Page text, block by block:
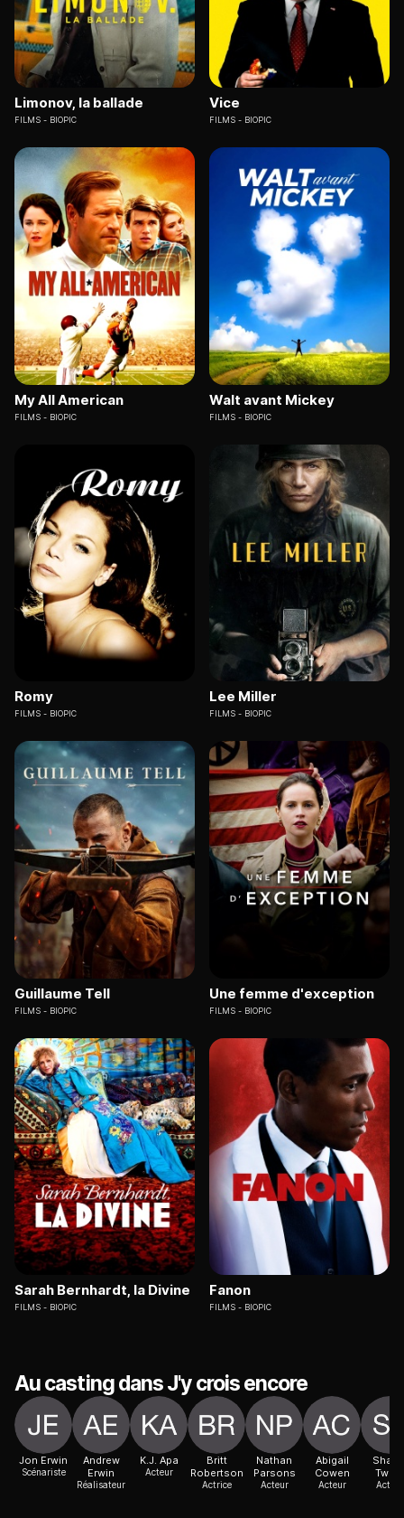
Limonov, la ballade
FILMS BIOPIC
Vice
FILMS BIOPIC
My All American
FILMS BIOPIC
Walt avant Mickey
FILMS BIOPIC
Romy
FILMS BIOPIC
Lee Miller
FILMS BIOPIC
Guillaume Tell
FILMS BIOPIC
Une femme d'exception
FILMS BIOPIC
Sarah Bernhardt, la Divine
FILMS BIOPIC
Fanon
FILMS BIOPIC
Au casting dans J'y crois encore
Jon Erwin
Scénariste
Andrew
Erwin
Réalisateur
K.J. Apa
Acteur
Britt
Robertson
Actrice
Nathan
Parsons
Acteur
Abigail
Cowen
Acteur
Twain
Acteur